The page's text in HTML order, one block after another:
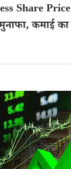
Share
कमाई का